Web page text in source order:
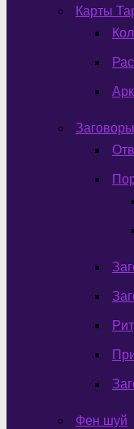
Карты
Заговоры
Фен шуй